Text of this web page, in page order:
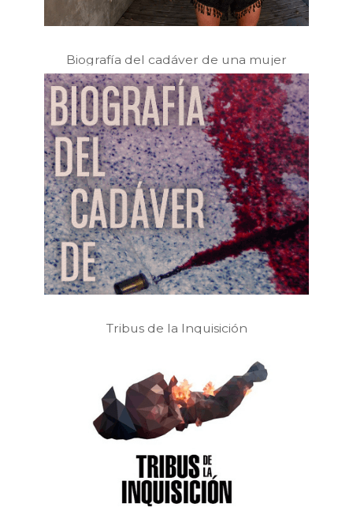
Biografía del cadáver de una mujer
Tribus de la Inquisición